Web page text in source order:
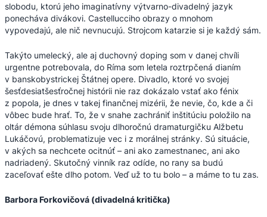
slobodu, ktorú jeho imaginatívny výtvarno-divadelný jazyk
ponecháva divákovi. Castellucciho obrazy o mnohom
vypovedajú, ale nič nevnucujú. Strojcom katarzie si je každý sám.
Takýto umelecký, ale aj duchovný doping som v danej chvíli
urgentne potrebovala, do Ríma som letela roztrpčená dianím
v banskobystrickej Štátnej opere. Divadlo, ktoré vo svojej
šesťdesiatšesťročnej histórii nie raz dokázalo vstať ako fénix
z popola, je dnes v takej finančnej mizérii, že nevie, čo, kde a či
vôbec bude hrať. To, že v snahe zachrániť inštitúciu položilo na
oltár démona súhlasu svoju dlhoročnú dramaturgičku Alžbetu
Lukáčovú, problematizuje vec i z morálnej stránky. Sú situácie,
v akých sa nechcete ocitnúť – ani ako zamestnanec, ani ako
nadriadený. Skutočný vinník raz odíde, no rany sa budú
zaceľovať ešte dlho potom. Veď už to tu bolo – a máme to tu zas.
Barbora Forkovičová (divadelná kritička)